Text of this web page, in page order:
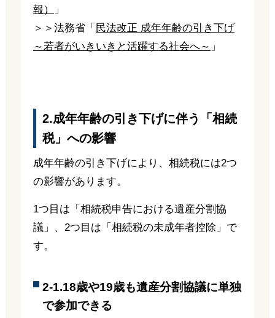
報）
」
＞＞法務省「 民法改正 成年年齢の引き下げ
～若者がいきいきと活躍する社会へ～ 」
2.成年年齢の引き下げに伴う「相続
税」への影響
成年年齢の引き下げにより、相続税には2つ
の影響があります。
1つ目は「相続税申告における遺産分割協
議」、2つ目は「相続税の未成年者控除」で
す。
2-1.18歳や19歳も遺産分割協議に単独
で参加できる